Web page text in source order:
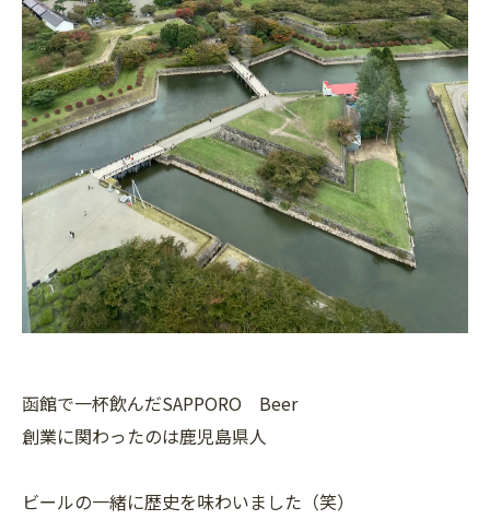
函館で一杯飲んだSAPPORO Beer
創業に関わったのは鹿児島県人
ビールの一緒に歴史を味わいました（笑）